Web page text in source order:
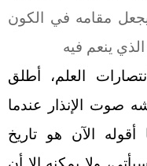
مقامه في الكون
ينعم فيه
العلم، أطلق
صوت الإنذار عندما
أقوله الآن هو تاريخ